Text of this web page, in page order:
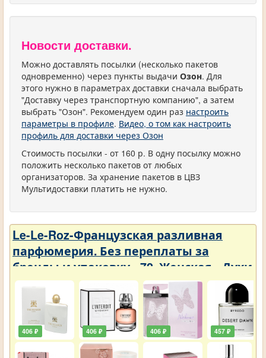
Новости доставки.
Можно доставлять посылки (несколько пакетов
одновременно) через пункты выдачи Озон. Для
этого нужно в параметрах доставки сначала выбрать
"Доставку через транспортную компанию", а затем
выбрать "Озон". Рекомендуем один раз настроить
параметры в профиле. Видео, о том как настроить
профиль для доставки через Озон
Стоимость посылки - от 160 р. В одну посылку можно
положить несколько пакетов от любых
организаторов. За хранение пакетов в ЦВЗ
Мультидоставки платить не нужно.
Le-Le-Roz-Французская разливная
парфюмерия. Без переплаты за
бренды и упаковку - 72. Женская - Духи
3 ml
406 ₽ 406 ₽ 406 ₽ 457 ₽